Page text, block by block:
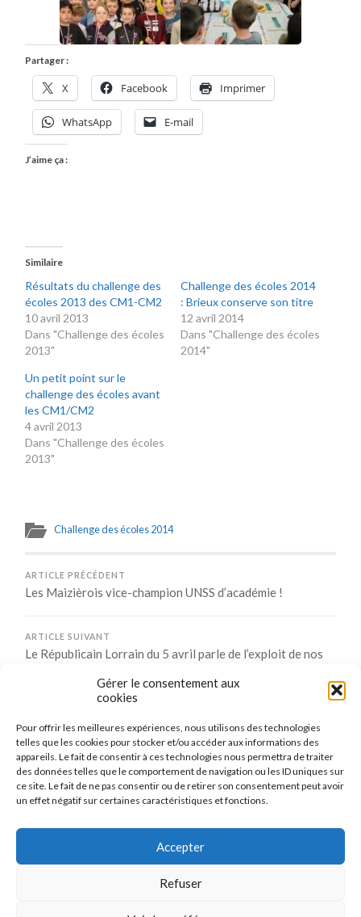
Gérer le consentement aux
cookies
Pour offrir les meilleures expériences, nous utilisons des technologies
telles que les cookies pour stocker et/ou accéder aux informations des
appareils. Le fait de consentir à ces technologies nous permettra de traiter
des données telles que le comportement de navigation ou les ID uniques sur
ce site. Le fait de ne pas consentir ou de retirer son consentement peut avoir
un effet négatif sur certaines caractéristiques et fonctions.
Accepter
Refuser
Partager :
X Facebook Imprimer
WhatsApp E-mail
J’aime ça :
Similaire
Résultats du challenge des
écoles 2013 des CM1-CM2
10 avril 2013
Dans "Challenge des écoles
2013"
Challenge des écoles 2014
: Brieux conserve son titre
12 avril 2014
Dans "Challenge des écoles
2014"
Un petit point sur le
challenge des écoles avant
les CM1/CM2
4 avril 2013
Dans "Challenge des écoles
2013"
Challenge des écoles 2014
ARTICLE PRÉCÉDENT
Les Maizièrois vice-champion UNSS d’académie !
ARTICLE SUIVANT
Le Républicain Lorrain du 5 avril parle de l’exploit de nos
Comments are closed.
CONNEXION